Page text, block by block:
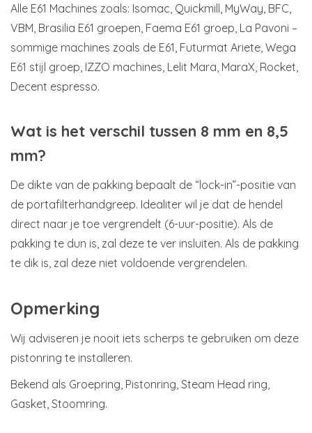
Alle E61 Machines zoals: Isomac, Quickmill, MyWay, BFC,
VBM, Brasilia E61 groepen, Faema E61 groep, La Pavoni –
sommige machines zoals de E61, Futurmat Ariete, Wega
E61 stijl groep, IZZO machines, Lelit Mara, MaraX, Rocket,
Decent espresso.
Wat is het verschil tussen 8 mm en 8,5
mm?
De dikte van de pakking bepaalt de “lock-in”-positie van
de portafilterhandgreep. Idealiter wil je dat de hendel
direct naar je toe vergrendelt (6-uur-positie). Als de
pakking te dun is, zal deze te ver insluiten. Als de pakking
te dik is, zal deze niet voldoende vergrendelen.
Opmerking
Wij adviseren je nooit iets scherps te gebruiken om deze
pistonring te installeren.
Bekend als Groepring, Pistonring, Steam Head ring,
Gasket, Stoomring.